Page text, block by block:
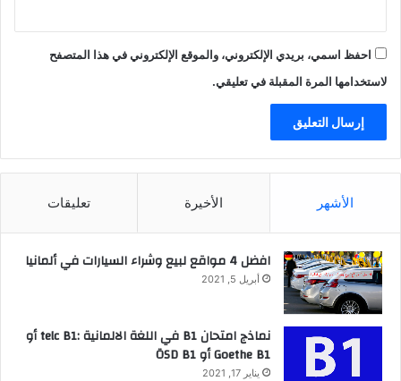
احفظ اسمي، بريدي الإلكتروني، والموقع الإلكتروني في هذا المتصفح
لاستخدامها المرة المقبلة في تعليقي.
الأشهر الأخيرة تعليقات
افضل 4 مواقع لبيع وشراء السيارات في ألمانيا
أبريل 5, 2021
نماذج امتحان B1 في اللغة الالمانية :telc B1 أو
Goethe B1 أو ÖSD B1
يناير 17, 2021